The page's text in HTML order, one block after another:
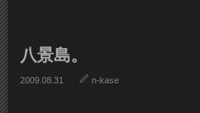
八景島。
2009.08.31 n-kase